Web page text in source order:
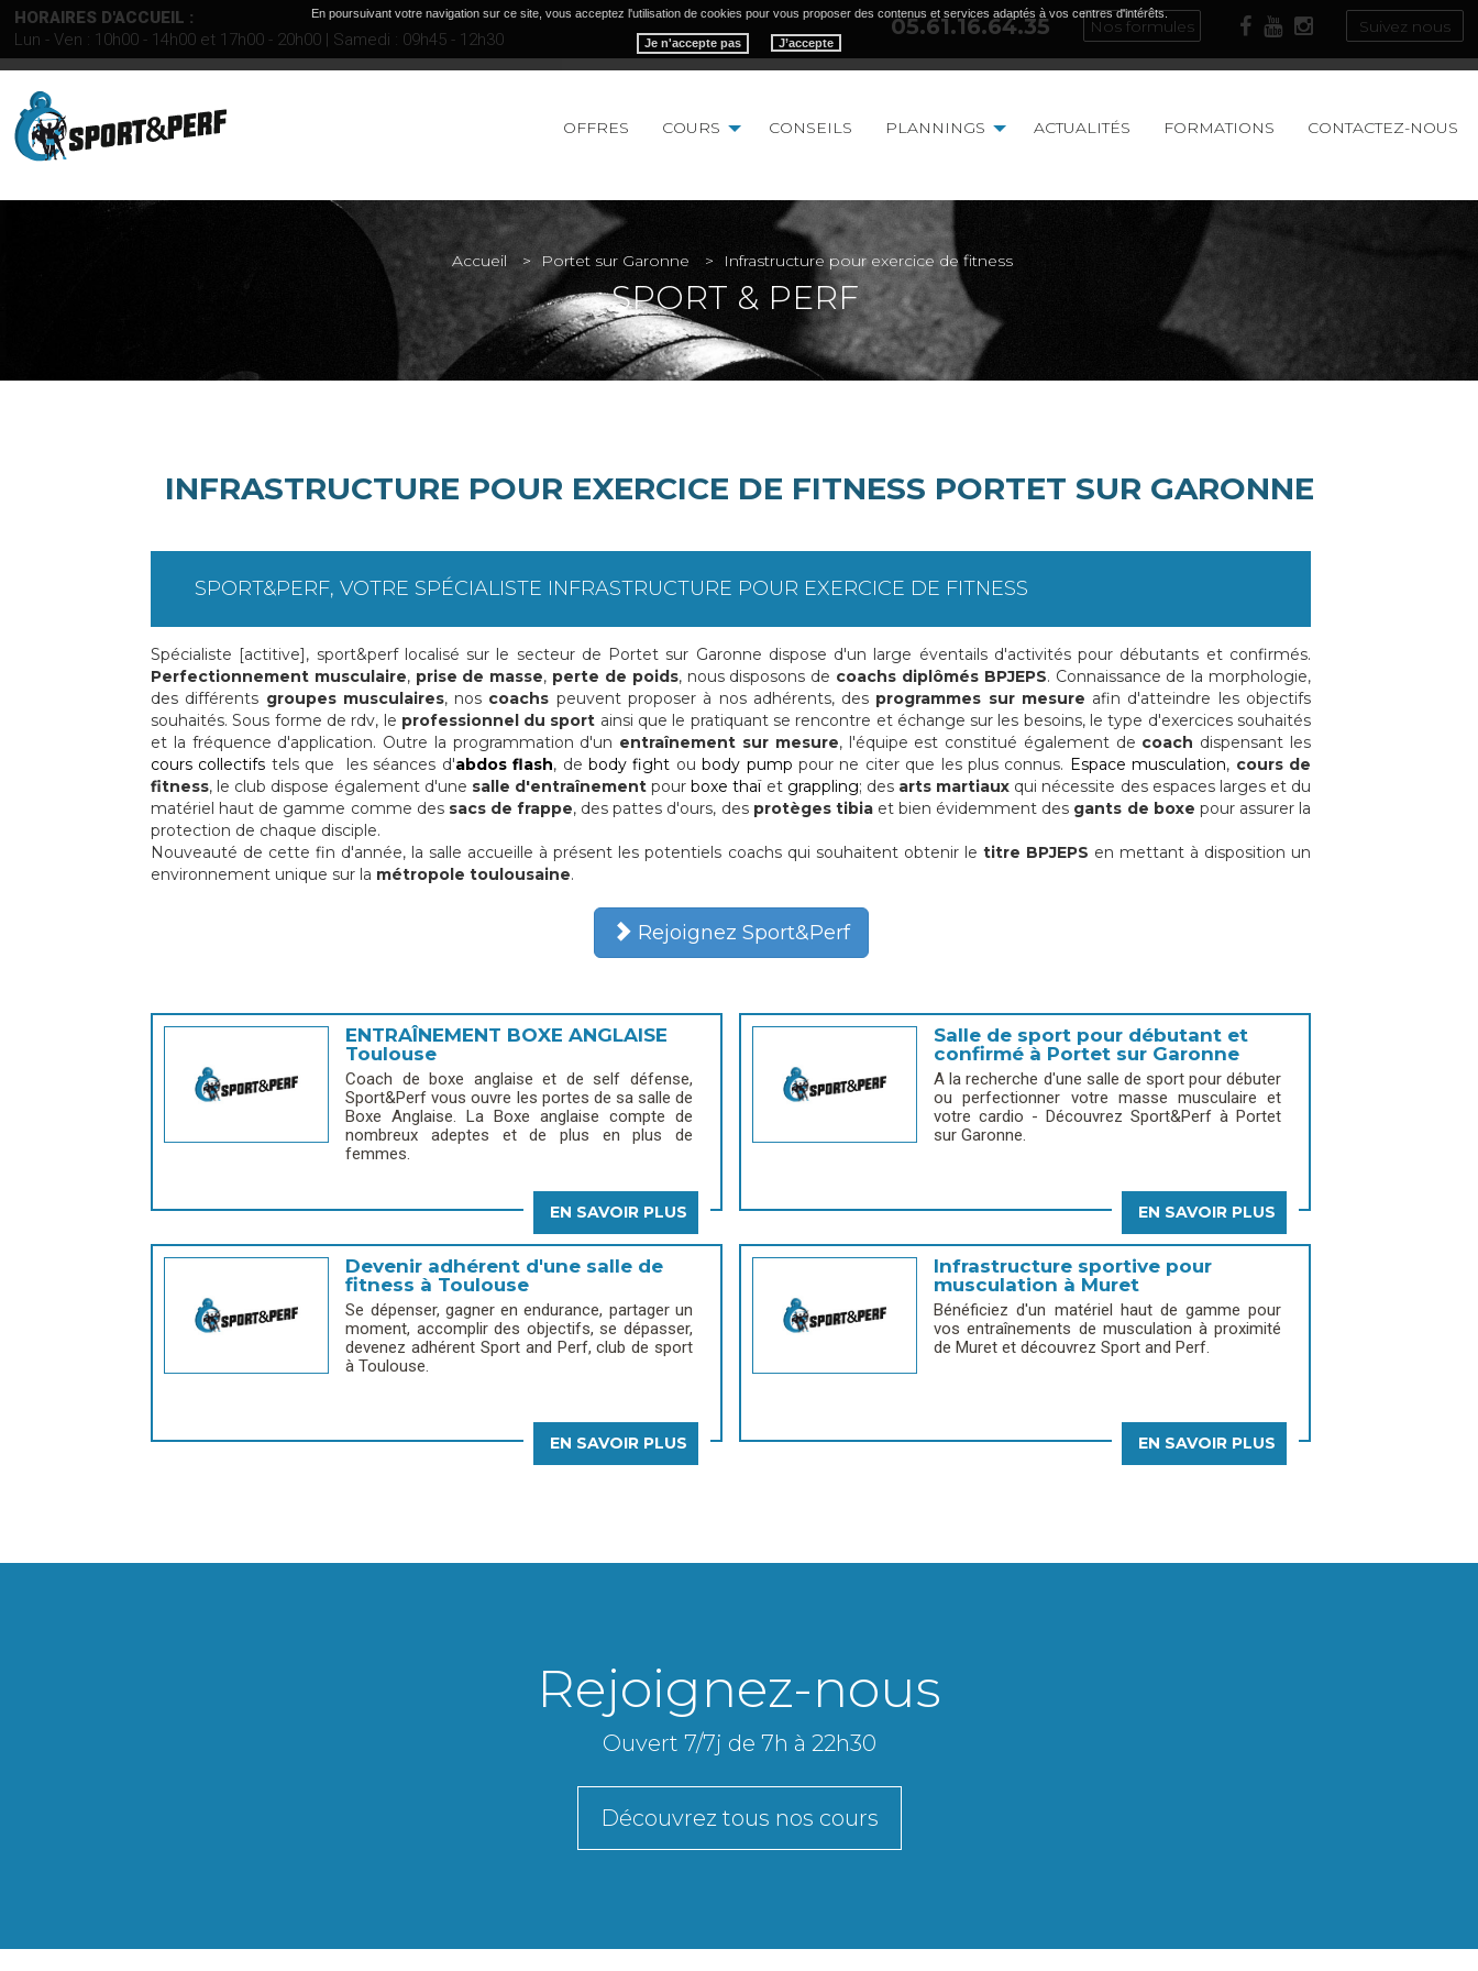
HORAIRES D'ACCUEIL :
Lun - Ven : 10h00 - 14h00 et 17h00 - 20h00 | Samedi : 09h45 - 12h30
05.61.16.64.35 Nos formules Suivez nous
OFFRES COURS CONSEILS PLANNINGS ACTUALITÉS FORMATIONS CONTACTEZ-NOUS
Accueil Portet sur Garonne Infrastructure pour exercice de fitness
SPORT & PERF
INFRASTRUCTURE POUR EXERCICE DE FITNESS PORTET SUR GARONNE
SPORT&PERF, VOTRE SPÉCIALISTE INFRASTRUCTURE POUR EXERCICE DE FITNESS
Spécialiste [actitive], sport&perf localisé sur le secteur de Portet sur Garonne dispose d'un large éventails d'activités pour débutants et confirmés.
Perfectionnement musculaire, prise de masse, perte de poids, nous disposons de coachs diplômés BPJEPS. Connaissance de la morphologie,
des différents groupes musculaires, nos coachs peuvent proposer à nos adhérents, des programmes sur mesure afin d'atteindre les objectifs
souhaités. Sous forme de rdv, le professionnel du sport ainsi que le pratiquant se rencontre et échange sur les besoins, le type d'exercices souhaités
et la fréquence d'application. Outre la programmation d'un entraînement sur mesure, l'équipe est constitué également de coach dispensant les
cours collectifs tels que les séances d'abdos flash, de body fight ou body pump pour ne citer que les plus connus. Espace musculation, cours de
fitness, le club dispose également d'une salle d'entraînementpour boxe thaï et grappling; des arts martiaux qui nécessite des espaces larges et du
matériel haut de gamme comme des sacs de frappe, des pattes d'ours, des protèges tibiaet bien évidemment des gants de boxe pour assurer la
protection de chaque disciple.
Nouveauté de cette fin d'année, la salle accueille à présent les potentiels coachs qui souhaitent obtenir le titre BPJEPS en mettant à disposition un
environnement unique sur la métropole toulousaine.
Rejoignez Sport&Perf
ENTRAÎNEMENT BOXE ANGLAISE
Toulouse
Coach de boxe anglaise et de self défense,
Sport&Perf vous ouvre les portes de sa salle de
Boxe Anglaise. La Boxe anglaise compte de
nombreux adeptes et de plus en plus de
femmes.
EN SAVOIR PLUS
Salle de sport pour débutant et
confirmé à Portet sur Garonne
A la recherche d'une salle de sport pour débuter
ou perfectionner votre masse musculaire et
votre cardio - Découvrez Sport&Perf à Portet
sur Garonne.
EN SAVOIR PLUS
Devenir adhérent d'une salle de
fitness à Toulouse
Se dépenser, gagner en endurance, partager un
moment, accomplir des objectifs, se dépasser,
devenez adhérent Sport and Perf, club de sport
à Toulouse.
EN SAVOIR PLUS
Infrastructure sportive pour
musculation à Muret
Bénéficiez d'un matériel haut de gamme pour
vos entraînements de musculation à proximité
de Muret et découvrez Sport and Perf.
EN SAVOIR PLUS
Rejoignez-nous
Ouvert 7/7j de 7h à 22h30
Découvrez tous nos cours
En poursuivant votre navigation sur ce site, vous acceptez l'utilisation de cookies pour vous proposer des contenus et services adaptés à vos centres d'intérêts.
Je n'accepte pas